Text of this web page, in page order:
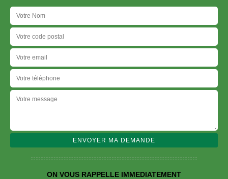
ON VOUS RAPPELLE IMMEDIATEMENT